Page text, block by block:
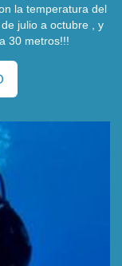
la temperatura del
julio a octubre , y
30 metros!!!